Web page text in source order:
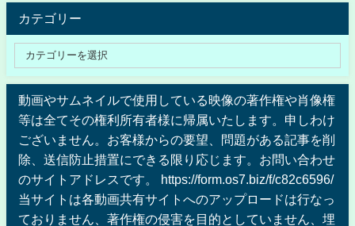
カテゴリー
動画やサムネイルで使用している映像の著作権や肖像権
等は全てその権利所有者様に帰属いたします。申しわけ
ございません。お客様からの要望、問題がある記事を削
除、送信防止措置にできる限り応じます。お問い合わせ
のサイトアドレスです。 https://form.os7.biz/f/c82c6596/
当サイトは各動画共有サイトへのアップロードは行なっ
ておりません、著作権の侵害を目的としていません、埋